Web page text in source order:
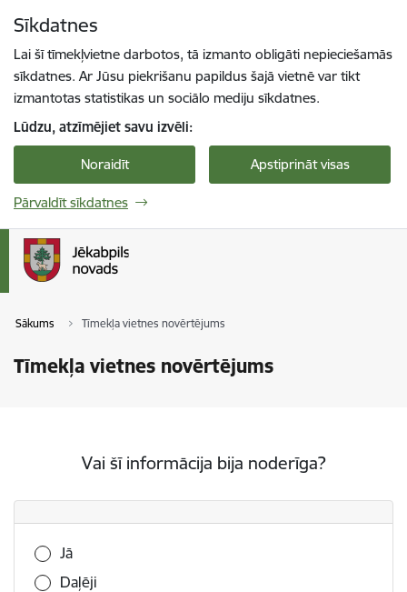
Sīkdatnes
Lai šī tīmekļvietne darbotos, tā izmanto obligāti nepieciešamās
sīkdatnes. Ar Jūsu piekrišanu papildus šajā vietnē var tikt
izmantotas statistikas un sociālo mediju sīkdatnes.
Lūdzu, atzīmējiet savu izvēli:
Noraidīt Apstiprināt visas
Pārvaldīt sīkdatnes
Sākums Tīmekļa vietnes novērtējums
Tīmekļa vietnes novērtējums
Vai šī informācija bija noderīga?
Vai šī informācija bija noderīga?
Jā
Daļēji